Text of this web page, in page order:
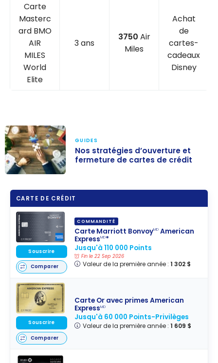
Carte
Masterc
ard BMO
AIR
MILES
World
Elite
3 ans
3750 Air
Miles
Achat
de
cartes-
cadeaux
Disney
d’ouverture et
fermeture de
cartes de
crédit
GUIDES
Nos stratégies d’ouverture et
fermeture de cartes de crédit
CARTE DE CRÉDIT
COMMANDITÉ
Carte Marriott BonvoyMD American
ExpressMD*
Jusqu'à 110 000 Points
Fin le 22 Sep 2026
Valeur de la première année : 1 302 $
Souscrire
Comparer
Carte Or avec primes American
ExpressMD
Jusqu'à 60 000 Points-Privilèges
Valeur de la première année : 1 609 $
Souscrire
Comparer